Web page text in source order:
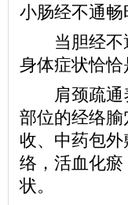
小肠经不通
当胆经不通
身体症状恰恰
肩颈疏通养
部位的经络
收、中药包
络，活血化
状。